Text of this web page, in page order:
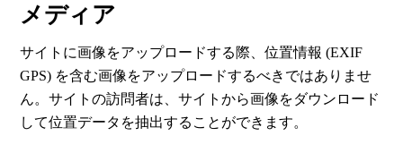
メディア
サイトに画像をアップロードする際、位置情報 (EXIF
GPS) を含む画像をアップロードするべきではありませ
ん。サイトの訪問者は、サイトから画像をダウンロード
して位置データを抽出することができます。